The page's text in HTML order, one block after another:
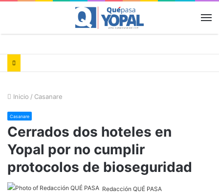
Inicio / Casanare
Casanare
Cerrados dos hoteles en
Yopal por no cumplir
protocolos de bioseguridad
Redacción QUÉ PASA